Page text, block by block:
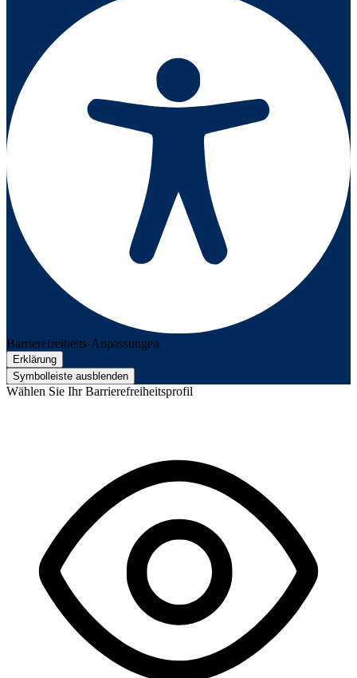
Barrierefreiheits-Anpassungen
Erklärung
Symbolleiste ausblenden
Wählen Sie Ihr Barrierefreiheitsprofil